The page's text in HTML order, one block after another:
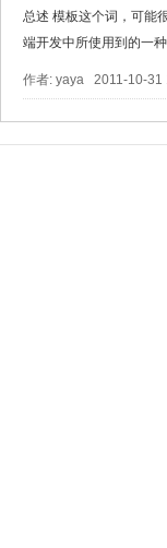
总述 模板这个词，可能
端开发中所使用到的一
作者: yaya 2011-10-31